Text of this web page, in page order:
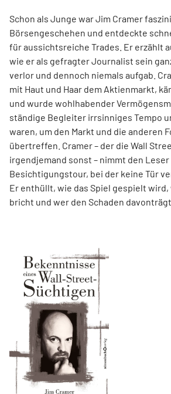
Schon als Junge war Jim Cramer
Börsengeschehen und entdeckte
für aussichtsreiche Trades. Er erzählt
wie er als gefragter Journalist sein
verlor und dennoch niemals aufgab.
mit Haut und Haar dem Aktienmarkt,
und wurde wohlhabender
ständige Begleiter irrsinniges Tempo
waren, um den Markt und die anderen
übertreffen. Cramer – der die Wall
irgendjemand sonst – nimmt den
Besichtigungstour, bei der keine Tür
Er enthüllt, wie das Spiel gespielt wird,
bricht und wer den Schaden davonträgt.